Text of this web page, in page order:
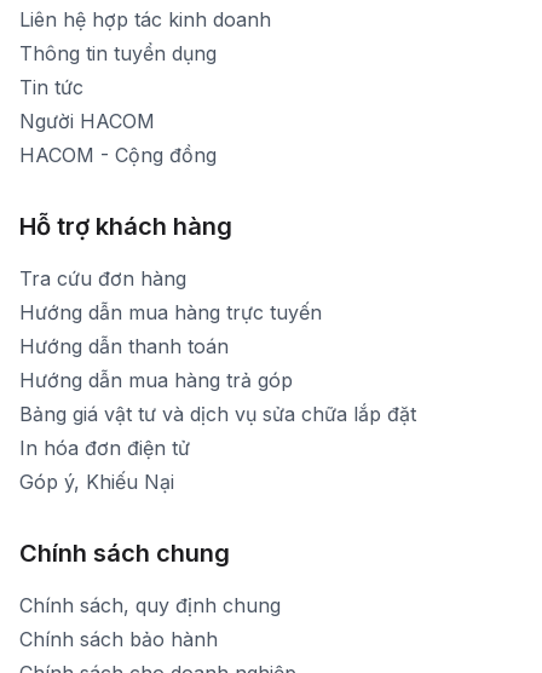
[email protected]
Thời gian mở cửa: Từ 8h30-20h hàng ngày
Liên hệ hợp tác kinh doanh
Thông tin tuyển dụng
Tin tức
Người HACOM
HACOM - Cộng đồng
Hỗ trợ khách hàng
Tra cứu đơn hàng
Hướng dẫn mua hàng trực tuyến
Hướng dẫn thanh toán
Hướng dẫn mua hàng trả góp
Bảng giá vật tư và dịch vụ sửa chữa lắp đặt
In hóa đơn điện tử
Góp ý, Khiếu Nại
Chính sách chung
Chính sách, quy định chung
Chính sách bảo hành